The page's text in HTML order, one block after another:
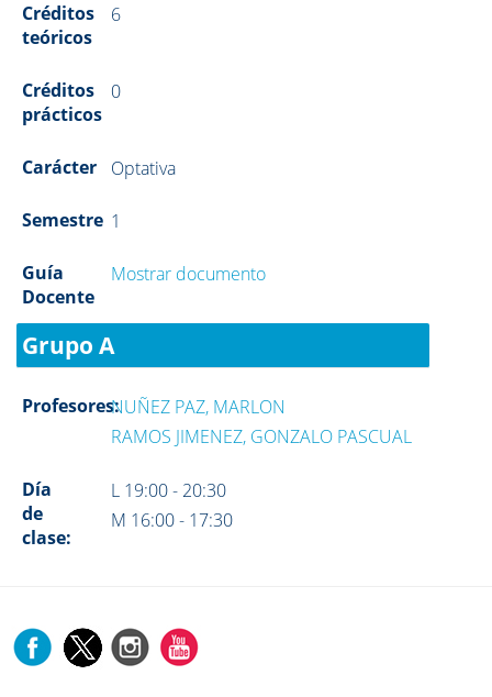
Créditos
teóricos
6
Créditos
prácticos
0
Carácter Optativa
Semestre 1
Guía
Docente
Mostrar documento
Grupo A
Profesores:NUÑEZ PAZ, MARLON
RAMOS JIMENEZ, GONZALO PASCUAL
Día
de
clase:
L 19:00 - 20:30
M 16:00 - 17:30